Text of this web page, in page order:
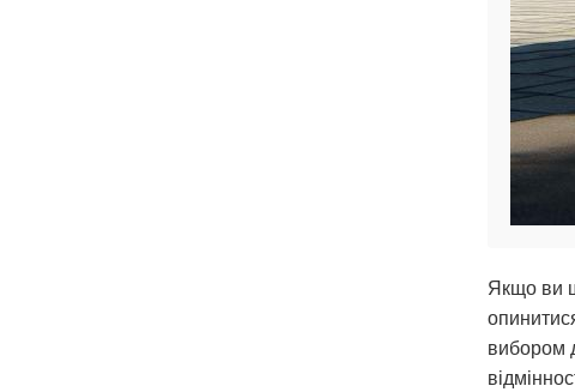
Якщо ви
вибором